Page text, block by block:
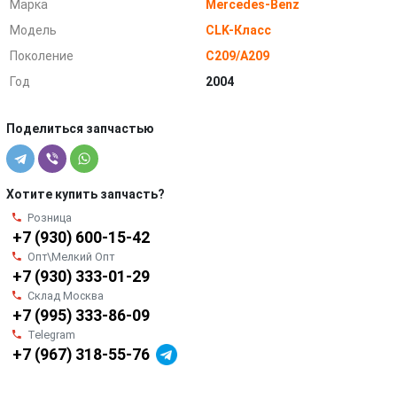
Марка
Mercedes-Benz
Модель
CLK-Класс
Поколение
C209/A209
Год
2004
Поделиться запчастью
Хотите купить запчасть?
Розница
+7 (930) 600-15-42
Опт\Мелкий Опт
+7 (930) 333-01-29
Склад Москва
+7 (995) 333-86-09
Telegram
+7 (967) 318-55-76